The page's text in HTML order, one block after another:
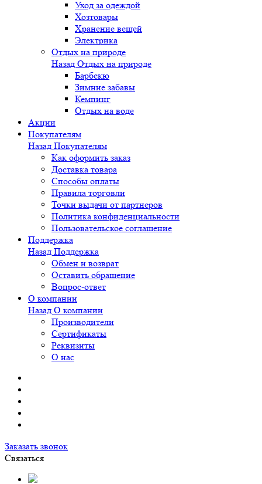
Уход за одеждой
Хозтовары
Хранение вещей
Электрика
Отдых на природе
Назад Отдых на природе
Барбекю
Зимние забавы
Кемпинг
Отдых на воде
Акции
Покупателям
Назад Покупателям
Как оформить заказ
Доставка товара
Способы оплаты
Правила торговли
Точки выдачи от партнеров
Политика конфиденциальности
Пользовательское соглашение
Поддержка
Назад Поддержка
Обмен и возврат
Оставить обращение
Вопрос-ответ
О компании
Назад О компании
Производители
Сертификаты
Реквизиты
О нас
Заказать звонок
Связаться